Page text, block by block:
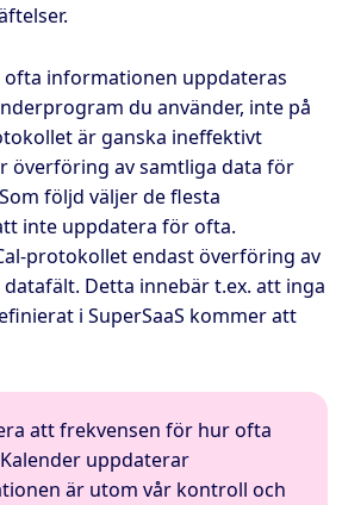
ofta informationen uppdateras
du använder, inte på
är ganska ineffektivt
överföring av samtliga data för
följd väljer de flesta
inte uppdatera för ofta.
protokollet endast överföring av
Detta innebär t.ex. att inga
i SuperSaaS kommer att
att frekvensen för hur ofta
uppdaterar
är utom vår kontroll och